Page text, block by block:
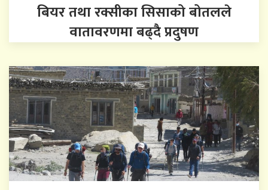
बियर तथा रक्सीका सिसाको बोतलले
वातावरणमा बढ्दै प्रदुषण